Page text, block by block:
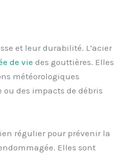
et leur durabilité. L’acier
de vie des gouttières. Elles
météorologiques
ou des impacts de débris
régulier pour prévenir la
Elles sont